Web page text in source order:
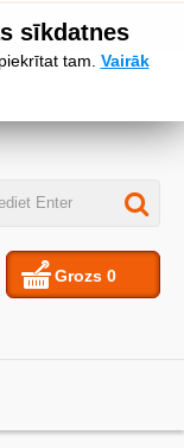
sīkdatnes
tam. Vairāk
Grozs 0